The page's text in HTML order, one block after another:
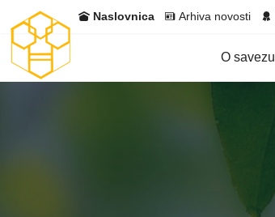
Naslovnica Arhiva novosti
O savezu